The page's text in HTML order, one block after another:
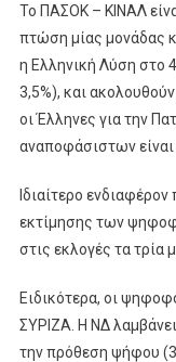
Το ΠΑΣΟΚ – ΚΙΝΑΛ
πτώση μίας μονάδας
η Ελληνική Λύση στο
3,5%), και
οι Έλληνες για την
αναποφάσιστων είναι
Ιδιαίτερο
εκτίμησης των
στις εκλογές τα τρία
Ειδικότερα, οι
ΣΥΡΙΖΑ. Η ΝΔ
την πρόθεση ψήφου